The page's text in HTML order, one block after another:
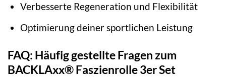
Verbesserte Regeneration und Flexibilität
Optimierung deiner sportlichen Leistung
FAQ: Häufig gestellte Fragen zum
BACKLAxx® Faszienrolle 3er Set